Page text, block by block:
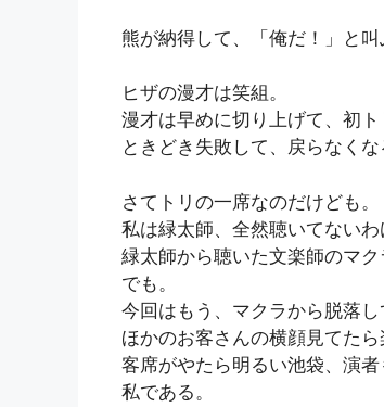
熊が納得して、「俺だ！」と叫
ヒザの漫才は笑組。
漫才は早めに切り上げて、初
ときどき失敗して、戻らなく
さてトリの一席なのだけども。
私は緑太師、全然聴いてない
緑太師から聴いた文楽師のマク
でも。
今回はもう、マクラから脱落し
ほかのお客さんの横顔見てた
客席がやたら明るい池袋、演
私である。